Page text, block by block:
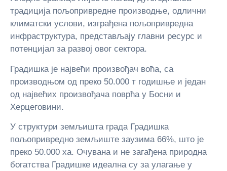
традиција пољопривредне производње, одлични
климатски услови, изграђена пољопривредна
инфраструктура, представљају главни ресурс и
потенцијал за развој овог сектора.
Градишка је највећи произвођач воћа, са
производњом од преко 50.000 т годишње и један
од највећих произвођача поврћа у Босни и
Херцеговини.
У структури земљишта града Градишка
пољопривредно земљиште заузима 66%, што је
преко 50.000 ха. Очувана и не загађена природна
богатства Градишке идеална су за улагање у